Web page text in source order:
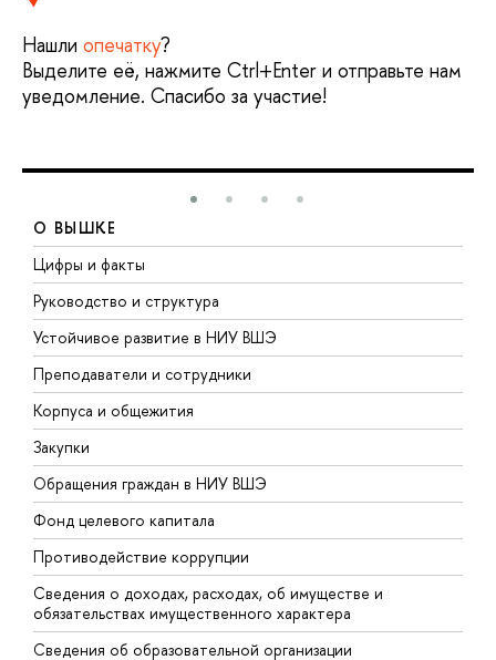
Нашли опечатку?
Выделите её, нажмите Ctrl+Enter и отправьте нам
уведомление. Спасибо за участие!
О ВЫШКЕ
Цифры и факты
Руководство и структура
Устойчивое развитие в НИУ ВШЭ
Преподаватели и сотрудники
Корпуса и общежития
Закупки
Обращения граждан в НИУ ВШЭ
Фонд целевого капитала
Противодействие коррупции
Сведения о доходах, расходах, об имуществе и
обязательствах имущественного характера
Сведения об образовательной организации